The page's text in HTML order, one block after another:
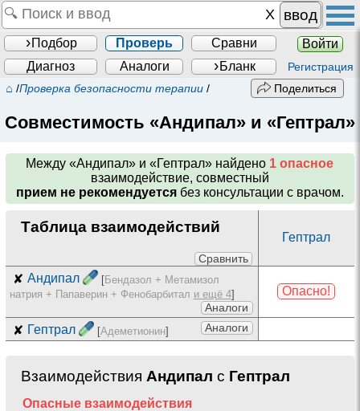
ввод
Подбор Проверь Сравни
Войти
Диагноз
Аналоги Бланк Регистрация
⌂ /Проверка безопасности терапии / Поделиться
Совместимость «Андипал» и «Гептрал»
Между«Андипал» и «Гептрал» найдено 1 опасное
взаимодействие, совместный
прием не рекомендуетсябез консультации с врачом.
Таблица взаимодействий
Сравнить
Гептрал
✘ Андипал [Бендазол + Метамизол
натрия + Папаверин + Фенобарбитал и ещё 4]
Аналоги
Опасно!
✘ Гептрал [Адеметионин] Аналоги
Взаимодействия Андипал с Гептрал
Опасные взаимодействия